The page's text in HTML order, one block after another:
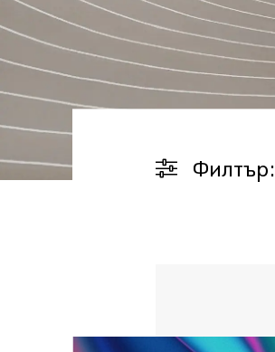
Филтър: